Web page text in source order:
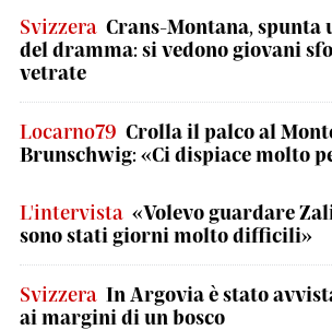
Svizzera Crans-Montana, spunta
del dramma: si vedono giovani
vetrate
Locarno79 Crolla il palco al
Brunschwig: «Ci dispiace molto
L'intervista «Volevo guardare
sono stati giorni molto difficili»
Svizzera In Argovia è stato
ai margini di un bosco